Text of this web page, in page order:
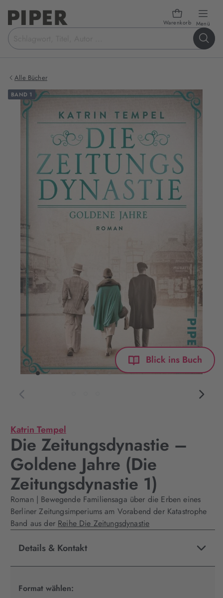
Warenkorb Menü
Suchbegriff
eingeben
Alle Bücher
BAND 1
Blick ins Buch
Produktbilder
zum
Katrin Tempel
Die Zeitungsdynastie –
Goldene Jahre (Die
Zeitungsdynastie 1)
Roman | Bewegende Familiensaga über die Erben eines
Berliner Zeitungsimperiums am Vorabend der Katastrophe
Band aus der Reihe Die Zeitungsdynastie
Details & Kontakt
Format wählen: